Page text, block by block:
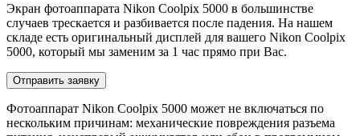
Экран фотоаппарата Nikon Coolpix 5000 в большинстве
случаев трескается и разбивается после падения. На нашем
складе есть оригинальный дисплей для вашего Nikon Coolpix
5000, который мы заменим за 1 час прямо при Вас.
Отправить заявку
Фотоаппарат Nikon Coolpix 5000 может не включаться по
нескольким причинам: механические повреждения разъема